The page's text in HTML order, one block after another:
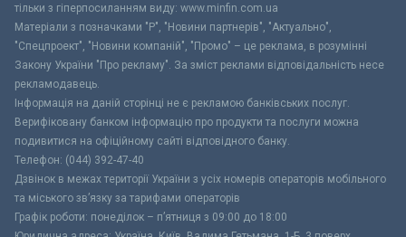
тільки з гіперпосиланням виду: www.minfin.com.ua
Матеріали з позначками "Р", "Новини партнерів", "Актуально",
"Спецпроект", "Новини компаній", "Промо" – це реклама, в розумінні
Закону України "Про рекламу". За зміст реклами відповідальність несе
рекламодавець.
Інформація на даній сторінці не є рекламою банківських послуг.
Верифіковану банком інформацію про продукти та послуги можна
подивитися на офіційному сайті відповідного банку.
Телефон: (044) 392-47-40
Дзвінок в межах території України з усіх номерів операторів мобільного
та міського зв’язку за тарифами операторів
Графік роботи: понеділок – п’ятниця з 09:00 до 18:00